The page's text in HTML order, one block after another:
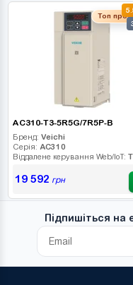
Топ
AC310-T3-5R5G/7R5P-B
Бренд: Veichi
Серія: AC310
Віддалене керування Web/IoT:
19 592 грн
Підпишіться на